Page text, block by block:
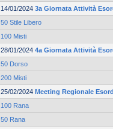
14/01/2024 3a Giornata Attività
50 Stile Libero
100 Misti
28/01/2024 4a Giornata Attività
50 Dorso
200 Misti
25/02/2024 Meeting Regionale
100 Rana
50 Rana